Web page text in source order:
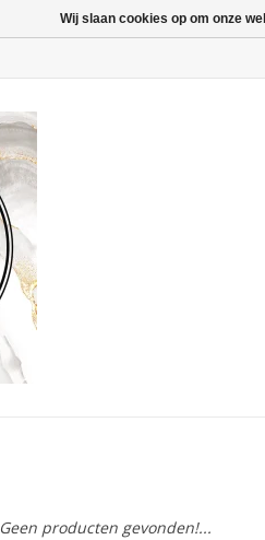
Geen producten gevonden!...
Wij slaan cookies op om onze